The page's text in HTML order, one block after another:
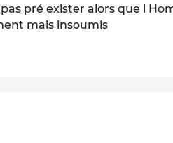
pré exister alors que l
mais insoumis